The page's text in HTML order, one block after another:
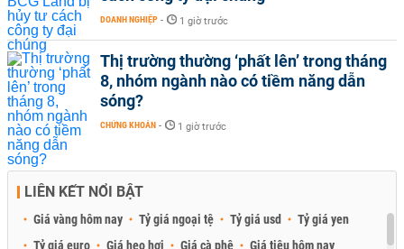
DOANH NGHIỆP - 1 giờ trước
Thị trường thường ‘phất lên’ trong tháng
8, nhóm ngành nào có tiềm năng dẫn
sóng?
CHỨNG KHOÁN - 1 giờ trước
LIÊN KẾT NỔI BẬT
Giá vàng hôm nay Tỷ giá ngoại tệ Tỷ giá usd
Tỷ giá yen
Tỷ giá euro
Giá heo hơi Giá cà phê Giá tiêu hôm nay